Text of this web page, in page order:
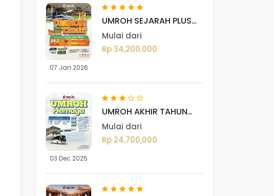
07 Jan 2026
UMROH SEJARAH PLUS
THAIF 07 JANUARI 2026
Mulai dari
Rp 34,200,000
03 Dec 2025
UMROH AKHIR TAHUN
HEMAYA 06 - 03
DESEMBER 2025
Mulai dari
Rp 24,700,000